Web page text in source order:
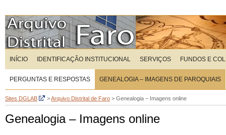
INÍCIO IDENTIFICAÇÃO INSTITUCIONAL SERVIÇOS FUNDOS E
PERGUNTAS E RESPOSTAS GENEALOGIA – IMAGENS DE PAROQUIAIS
Sites DGLAB >Arquivo Distrital de Faro > Genealogia – Imagens online
Genealogia – Imagens online